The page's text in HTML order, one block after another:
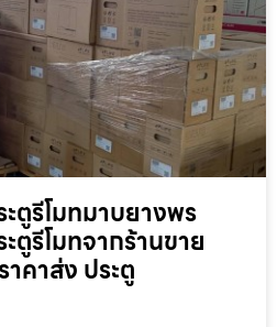
ตูรีโมทมาบยางพร
ตูรีโมทจากร้านขาย
าคาส่ง ประตู